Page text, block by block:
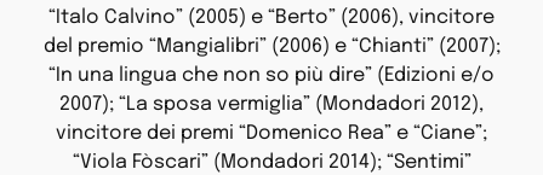
“Italo Calvino” (2005) e “Berto” (2006), vincitore
del premio “Mangialibri” (2006) e “Chianti” (2007);
“In una lingua che non so più dire” (Edizioni e/o
2007); “La sposa vermiglia” (Mondadori 2012),
vincitore dei premi “Domenico Rea” e “Ciane”;
“Viola Fòscari” (Mondadori 2014); “Sentimi”